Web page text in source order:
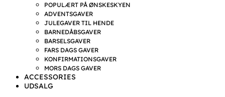
POPULÆRT PÅ ØNSKESKYEN
ADVENTSGAVER
JULEGAVER TIL HENDE
BARNEDÅBSGAVER
BARSELSGAVER
FARS DAGS GAVER
KONFIRMATIONSGAVER
MORS DAGS GAVER
ACCESSORIES
UDSALG